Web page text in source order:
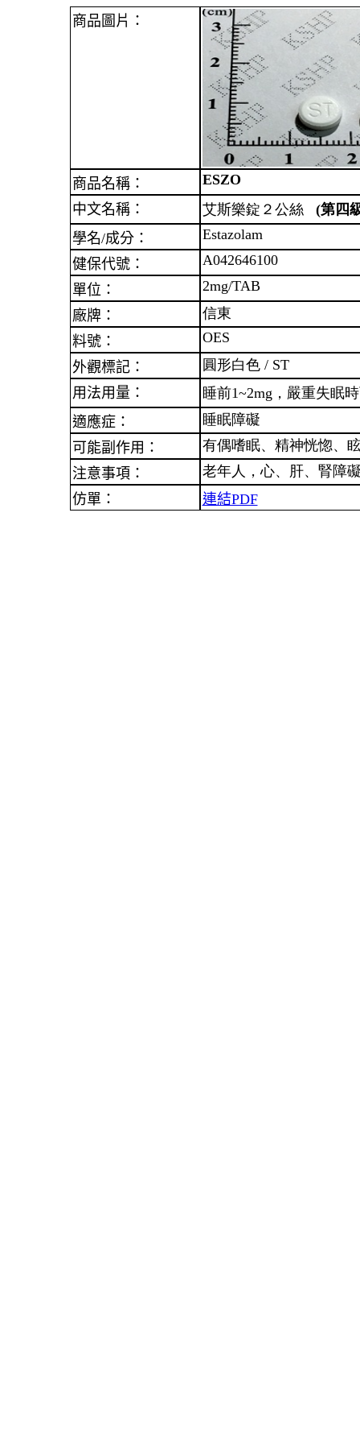
商品圖片：
商品名稱：
ESZO
中文名稱：
艾斯樂錠２公絲 (第四
學名/成分：
Estazolam
健保代號：
A042646100
單位：
2mg/TAB
廠牌：
信東
料號：
OES
外觀標記：
圓形白色 / ST
用法用量：
睡前1~2mg ，嚴重失眠
適應症：
睡眠障礙
可能副作用：
有偶嗜眠、精神恍惚、
注意事項：
老年人，心、肝、腎障
仿單：
連結PDF